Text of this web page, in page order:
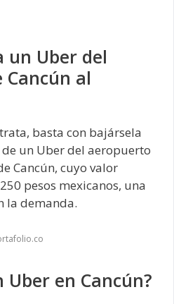
un Uber del
al
basta con bajársela
un Uber del aeropuerto
Cancún, cuyo valor
pesos mexicanos, una
la demanda.
Uber en Cancún?